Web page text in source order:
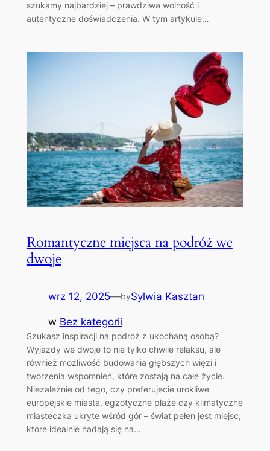
szukamy najbardziej – prawdziwa wolność i
autentyczne doświadczenia. W tym artykule…
Romantyczne miejsca na podróż we
dwoje
wrz 12, 2025—bySylwia Kasztan
w Bez kategorii
Szukasz inspiracji na podróż z ukochaną osobą?
Wyjazdy we dwoje to nie tylko chwile relaksu, ale
również możliwość budowania głębszych więzi i
tworzenia wspomnień, które zostają na całe życie.
Niezależnie od tego, czy preferujecie urokliwe
europejskie miasta, egzotyczne plaże czy klimatyczne
miasteczka ukryte wśród gór – świat pełen jest miejsc,
które idealnie nadają się na…